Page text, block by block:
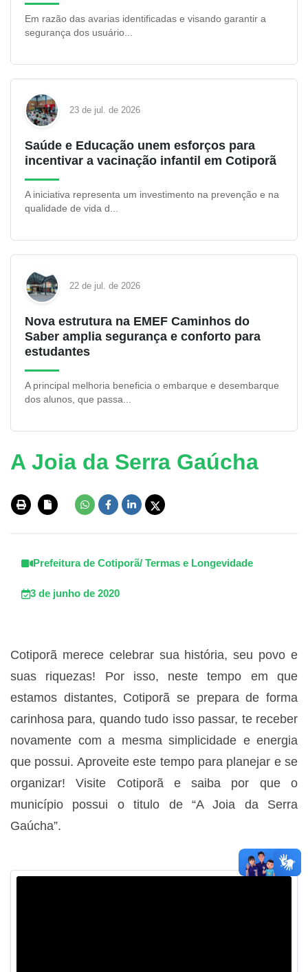
A Joia da Serra Gaúcha
Prefeitura de Cotiporã/ Termas e Longevidade
3 de junho de 2020
Cotiporã merece celebrar sua história, seu povo e
suas riquezas! Por isso, neste tempo em que
estamos distantes, Cotiporã se prepara de forma
carinhosa para, quando tudo isso passar, te receber
novamente com a mesma simplicidade e energia
que possui. Aproveite este tempo para planejar e se
organizar! Visite Cotiporã e saiba por que o
município possui o titulo de “A Joia da Serra
Gaúcha”.
Em razão das avarias identificadas e visando garantir a
segurança dos usuário...
23 de jul. de 2026
Saúde e Educação unem esforços para
incentivar a vacinação infantil em Cotiporã
A iniciativa representa um investimento na prevenção e na
qualidade de vida d...
22 de jul. de 2026
Nova estrutura na EMEF Caminhos do
Saber amplia segurança e conforto para
estudantes
A principal melhoria beneficia o embarque e desembarque
dos alunos, que passa...